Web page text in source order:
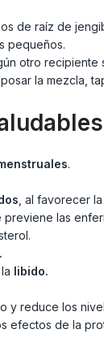
de raíz de
pequeños.
otro recipiente
la mezcla,
.
, al favorecer
previene las
libido.
y reduce los
efectos de la